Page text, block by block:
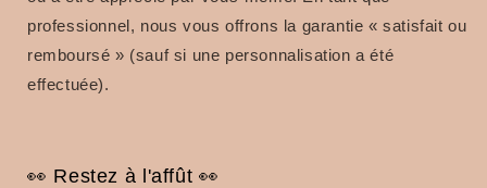
professionnel, nous vous offrons la garantie « satisfait ou
remboursé » (sauf si une personnalisation a été
effectuée).
👀 Restez à l'affût 👀